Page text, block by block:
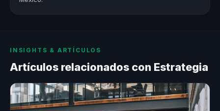
INSIGHTS & ARTÍCULOS
Artículos relacionados con Estrategia